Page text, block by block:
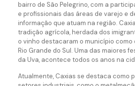
bairro de São Pelegrino, com a
e profissionais das áreas de varejo e
informação que atuam na região.
tradição agrícola, herdada dos
o vinho destacaram o município como
Rio Grande do Sul. Uma das maiores
da Uva, acontece todos os anos na
Atualmente, Caxias se destaca como